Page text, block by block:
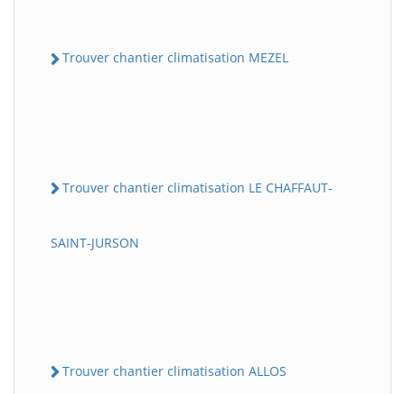
Trouver chantier climatisation MEZEL
Trouver chantier climatisation LE CHAFFAUT-
SAINT-JURSON
Trouver chantier climatisation ALLOS